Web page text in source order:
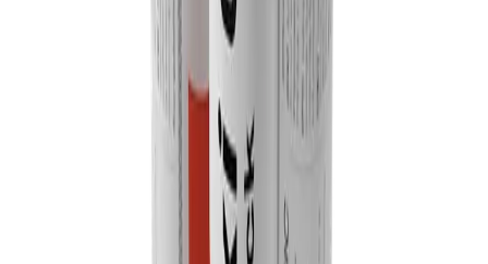
agressive, et donc certifiée conformément à la législation européenne
la plus récente, permettant à Flexi Glue Ultra d'être utilisé dans
n'importe quel environnement.
Flexi Glue Ultra est également parfait pour une utilisation avec les
solutions Vicoustic en polyuréthane (mousse) ou en polystyrène
(EPS), assurant leur application correcte et sûre sur les surfaces d'une
pièce. Flexi Glue Ultra a été conçu en collaboration avec les
principaux professionnels de l'industrie chimique. Les tests ont